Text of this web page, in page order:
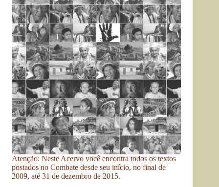
Atenção: Neste Acervo você encontra todos os textos
postados no Combate desde seu início, no final de
2009, até 31 de dezembro de 2015.